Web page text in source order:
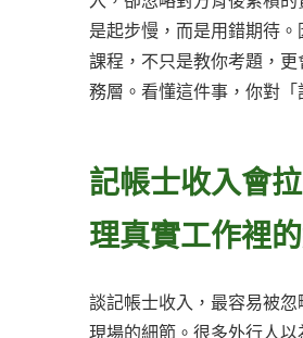
是起步慢，而是用錯期待
課程，不只是教你考題，
務層。看懂這件事，你對
記帳士收入會
理真實工作裡
談記帳士收入，最容易被
現場的細節。很多外行人